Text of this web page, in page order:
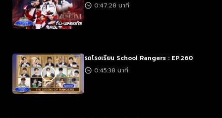
0:47:28 นาที
รถโรงเรียน School Rangers : EP.260
0:45:38 นาที